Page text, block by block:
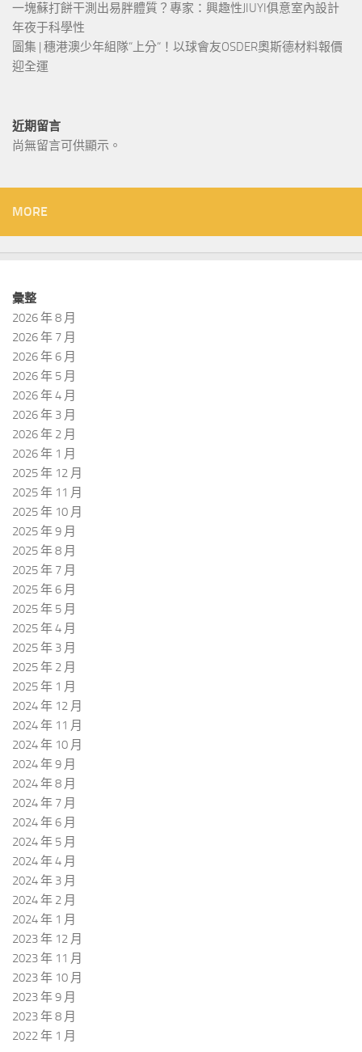
一塊蘇打餅干測出易胖體質？專家：興趣性JIUYI俱意室內設計
年夜于科學性
圖集 | 穗港澳少年組隊“上分“！以球會友OSDER奧斯德材料報價
迎全運
近期留言
尚無留言可供顯示。
MORE
彙整
2026 年 8 月
2026 年 7 月
2026 年 6 月
2026 年 5 月
2026 年 4 月
2026 年 3 月
2026 年 2 月
2026 年 1 月
2025 年 12 月
2025 年 11 月
2025 年 10 月
2025 年 9 月
2025 年 8 月
2025 年 7 月
2025 年 6 月
2025 年 5 月
2025 年 4 月
2025 年 3 月
2025 年 2 月
2025 年 1 月
2024 年 12 月
2024 年 11 月
2024 年 10 月
2024 年 9 月
2024 年 8 月
2024 年 7 月
2024 年 6 月
2024 年 5 月
2024 年 4 月
2024 年 3 月
2024 年 2 月
2024 年 1 月
2023 年 12 月
2023 年 11 月
2023 年 10 月
2023 年 9 月
2023 年 8 月
2022 年 1 月